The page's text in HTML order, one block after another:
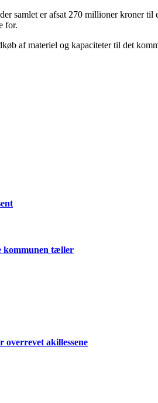
samlet er afsat 270 millioner kroner
for.
af materiel og kapaciteter til det
kommunen tæller
akillessene